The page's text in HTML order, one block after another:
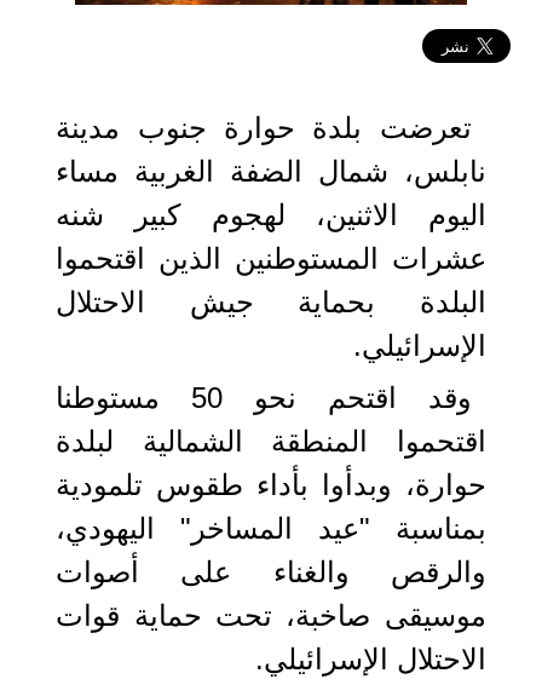
تعرضت بلدة حوارة جنوب مدينة
نابلس، شمال الضفة الغربية مساء
اليوم الاثنين، لهجوم كبير شنه
عشرات المستوطنين الذين اقتحموا
البلدة بحماية جيش الاحتلال
الإسرائيلي.
وقد اقتحم نحو 50 مستوطنا
اقتحموا المنطقة الشمالية لبلدة
حوارة، وبدأوا بأداء طقوس تلمودية
بمناسبة "عيد المساخر" اليهودي،
والرقص والغناء على أصوات
موسيقى صاخبة، تحت حماية قوات
الاحتلال الإسرائيلي.